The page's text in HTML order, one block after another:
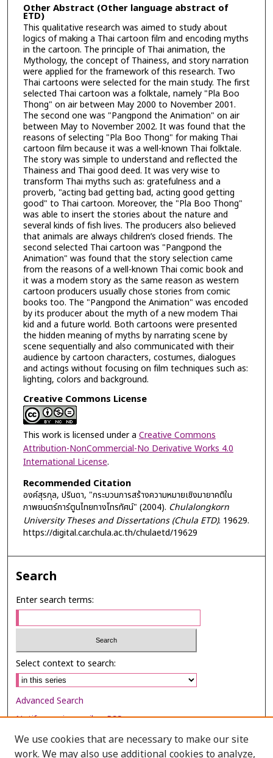
Other Abstract (Other language abstract of
ETD)
This qualitative research was aimed to study about
logics of making a Thai cartoon film and encoding myths
in the cartoon. The principle of Thai animation, the
Mythology, the concept of Thainess, and story narration
were applied for the framework of this research. Two
Thai cartoons were selected for the main study. The first
selected Thai cartoon was a folktale, namely "Pla Boo
Thong" on air between May 2000 to November 2001.
The second one was "Pangpond the Animation" on air
between May to November 2002. It was found that the
reasons of selecting "Pla Boo Thong" for making Thai
cartoon film because it was a well-known Thai folktale.
The story was simple to understand and reflected the
Thainess and Thai good deed. It was very wise to
transform Thai myths such as: gratefulness and a
proverb, "acting bad getting bad, acting good getting
good" to Thai cartoon. Moreover, the "Pla Boo Thong"
was able to insert the stories about the nature and
several kinds of fish lives. The producers also believed
that animals are always children’s closed friends. The
second selected Thai cartoon was "Pangpond the
Animation" was found that the story selection came
from the reasons of a well-known Thai comic book and
it was a modem story as the same reason as western
cartoon producers usually chose stories from comic
books too. The "Pangpond the Animation" was encoded
by its producer about the myth of a new modem Thai
kid and a future world. Both cartoons were presented
the hidden meaning of myths by narrating scene by
scene sequentially and also communicated with their
audience by cartoon characters, costumes, dialogues
and actings without focusing on film techniques such as:
lighting, colors and background.
Creative Commons License
This work is licensed under a Creative Commons
Attribution-NonCommercial-No Derivative Works 4.0
International License.
Recommended Citation
องค์สุรกุล, ปรินดา, "กระบวนการสร้างความหมายเชิงมายาคติใน
ภาพยนตร์การ์ตูนไทยทางโทรทัศน์" (2004). Chulalongkorn
University Theses and Dissertations (Chula ETD). 19629.
https://digital.car.chula.ac.th/chulaetd/19629
Search
Enter search terms:
Select context to search:
Advanced Search
Notify me via email orRSS
Browse
We use cookies that are necessary to make our site
work. We may also use additional cookies to analyze,